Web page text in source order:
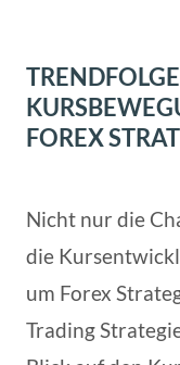
FOREX
Nicht nur die
die
um Forex
Trading